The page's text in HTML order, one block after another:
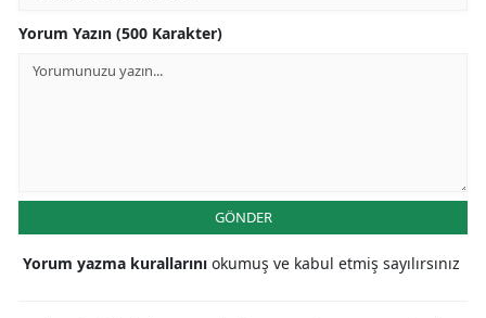
Yorum Yazın (500 Karakter)
GÖNDER
Yorum yazma kurallarını okumuş ve kabul etmiş sayılırsınız